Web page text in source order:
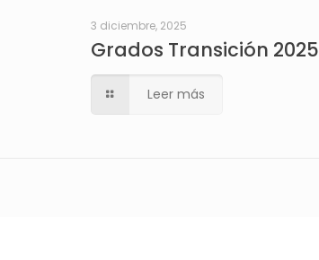
3 diciembre, 2025
Grados Transición 2025
Leer más